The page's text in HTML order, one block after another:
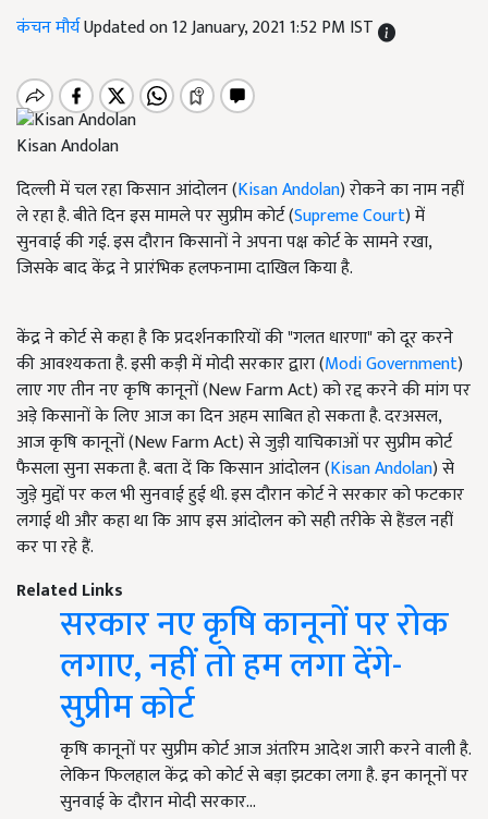
कंचन मौर्यUpdated on 12 January, 2021 1:52 PM IST
Kisan Andolan
दिल्ली में चल रहा किसान आंदोलन (Kisan Andolan) रोकने का नाम नहीं
ले रहा है. बीते दिन इस मामले पर सुप्रीम कोर्ट (Supreme Court) में
सुनवाई की गई. इस दौरान किसानों ने अपना पक्ष कोर्ट के सामने रखा,
जिसके बाद केंद्र ने प्रारंभिक हलफनामा दाखिल किया है.
केंद्र ने कोर्ट से कहा है कि प्रदर्शनकारियों की "गलत धारणा" को दूर करने
की आवश्यकता है. इसी कड़ी में मोदी सरकार द्वारा (Modi Government)
लाए गए तीन नए कृषि कानूनों (New Farm Act) को रद्द करने की मांग पर
अड़े किसानों के लिए आज का दिन अहम साबित हो सकता है. दरअसल,
आज कृषि कानूनों (New Farm Act) से जुड़ी याचिकाओं पर सुप्रीम कोर्ट
फैसला सुना सकता है. बता दें कि किसान आंदोलन (Kisan Andolan) से
जुड़े मुद्दों पर कल भी सुनवाई हुई थी. इस दौरान कोर्ट ने सरकार को फटकार
लगाई थी और कहा था कि आप इस आंदोलन को सही तरीके से हैंडल नहीं
कर पा रहे हैं.
Related Links
सरकार नए कृषि कानूनों पर रोक
लगाए, नहीं तो हम लगा देंगे-
सुप्रीम कोर्ट
कृषि कानूनों पर सुप्रीम कोर्ट आज अंतरिम आदेश जारी करने वाली है.
लेकिन फिलहाल केंद्र को कोर्ट से बड़ा झटका लगा है. इन कानूनों पर
सुनवाई के दौरान मोदी सरकार…